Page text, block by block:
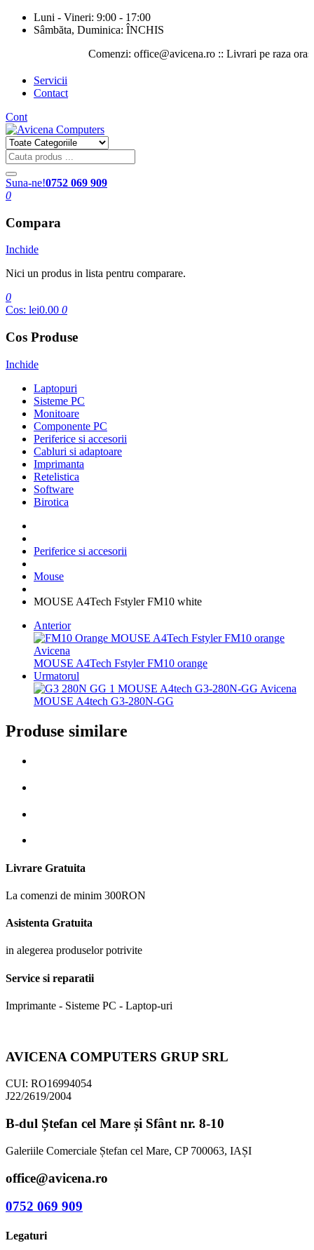
Luni - Vineri: 9:00 - 17:00
Sâmbăta, Duminica: ÎNCHIS
Comenzi: office@avicena.ro :: Livrari pe raza
Servicii
Contact
Cont
Suna-ne!0752 069 909
0
Compara
Inchide
Nici un produs in lista pentru comparare.
0
Cos: lei0.00 0
Cos Produse
Inchide
Laptopuri
Sisteme PC
Monitoare
Componente PC
Periferice si accesorii
Cabluri si adaptoare
Imprimanta
Retelistica
Software
Birotica
Periferice si accesorii
Mouse
MOUSE A4Tech Fstyler FM10 white
Anterior
MOUSE A4Tech Fstyler FM10 orange
Urmatorul
MOUSE A4tech G3-280N-GG
Produse similare
Livrare Gratuita
La comenzi de minim 300RON
Asistenta Gratuita
in alegerea produselor potrivite
Service si reparatii
Imprimante - Sisteme PC - Laptop-uri
AVICENA COMPUTERS GRUP SRL
CUI: RO16994054
J22/2619/2004
B-dul Ștefan cel Mare și Sfânt nr. 8-10
Galeriile Comerciale Ștefan cel Mare, CP 700063, IAȘI
office@avicena.ro
0752 069 909
Legaturi